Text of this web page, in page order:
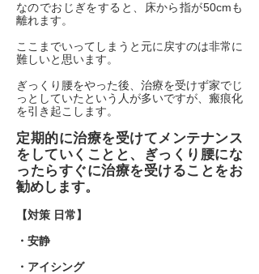
なのでおじぎをすると、床から指が50cmも
離れます。
ここまでいってしまうと元に戻すのは非常に
難しいと思います。
ぎっくり腰をやった後、治療を受けず家でじ
っとしていたという人が多いですが、瘢痕化
を引き起こします。
定期的に治療を受けてメンテナンス
をしていくことと、ぎっくり腰にな
ったらすぐに治療を受けることをお
勧めします。
【対策 日常】
・安静
・アイシング